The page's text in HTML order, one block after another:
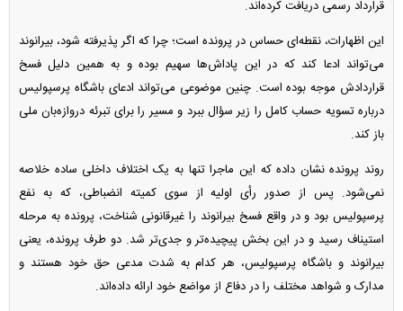
قرارداد رسمی دریافت کرده‌اند.
این اظهارات، نقطه‌ای حساس در پرونده است؛ چرا که اگر پذیرفته شود، بیرانوند
می‌تواند ادعا کند که در این پاداش‌ها سهیم بوده و به همین دلیل فسخ
قراردادش موجه بوده است. چنین موضوعی می‌تواند ادعای باشگاه پرسپولیس
درباره تسویه حساب کامل را زیر سؤال ببرد و مسیر را برای تبرئه دروازه‌بان ملی
باز کند.
روند پرونده نشان داده که این ماجرا تنها به یک اختلاف داخلی ساده خلاصه
نمی‌شود. پس از صدور رأی اولیه از سوی کمیته انضباطی، که به نفع
پرسپولیس بود و در واقع فسخ بیرانوند را غیرقانونی شناخت، پرونده به مرحله
استیناف رسید و در این بخش پیچیده‌تر و جدی‌تر شد. دو طرف پرونده، یعنی
بیرانوند و باشگاه پرسپولیس، هر کدام به شدت مدعی حق خود هستند و
مدارک و شواهد مختلف را در دفاع از مواضع خود ارائه داده‌اند.